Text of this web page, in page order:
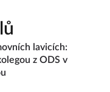
lavicích:
z ODS v